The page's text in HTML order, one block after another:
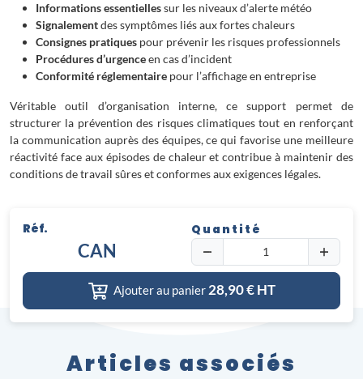
Informations essentiellessur les niveaux d’alerte météo
Signalementdes symptômes liés aux fortes chaleurs
Consignes pratiques pour prévenir les risques professionnels
Procédures d’urgenceen cas d’incident
Conformité réglementaire pour l’affichage en entreprise
Véritable outil d’organisation interne, ce support permet de
structurer la prévention des risques climatiques tout en renforçant
la communication auprès des équipes, ce qui favorise une meilleure
réactivité face aux épisodes de chaleur et contribue à maintenir des
conditions de travail sûres et conformes aux exigences légales.
Réf.
CAN
Quantité
Ajouter au panier 28,90€ HT
Articles associés